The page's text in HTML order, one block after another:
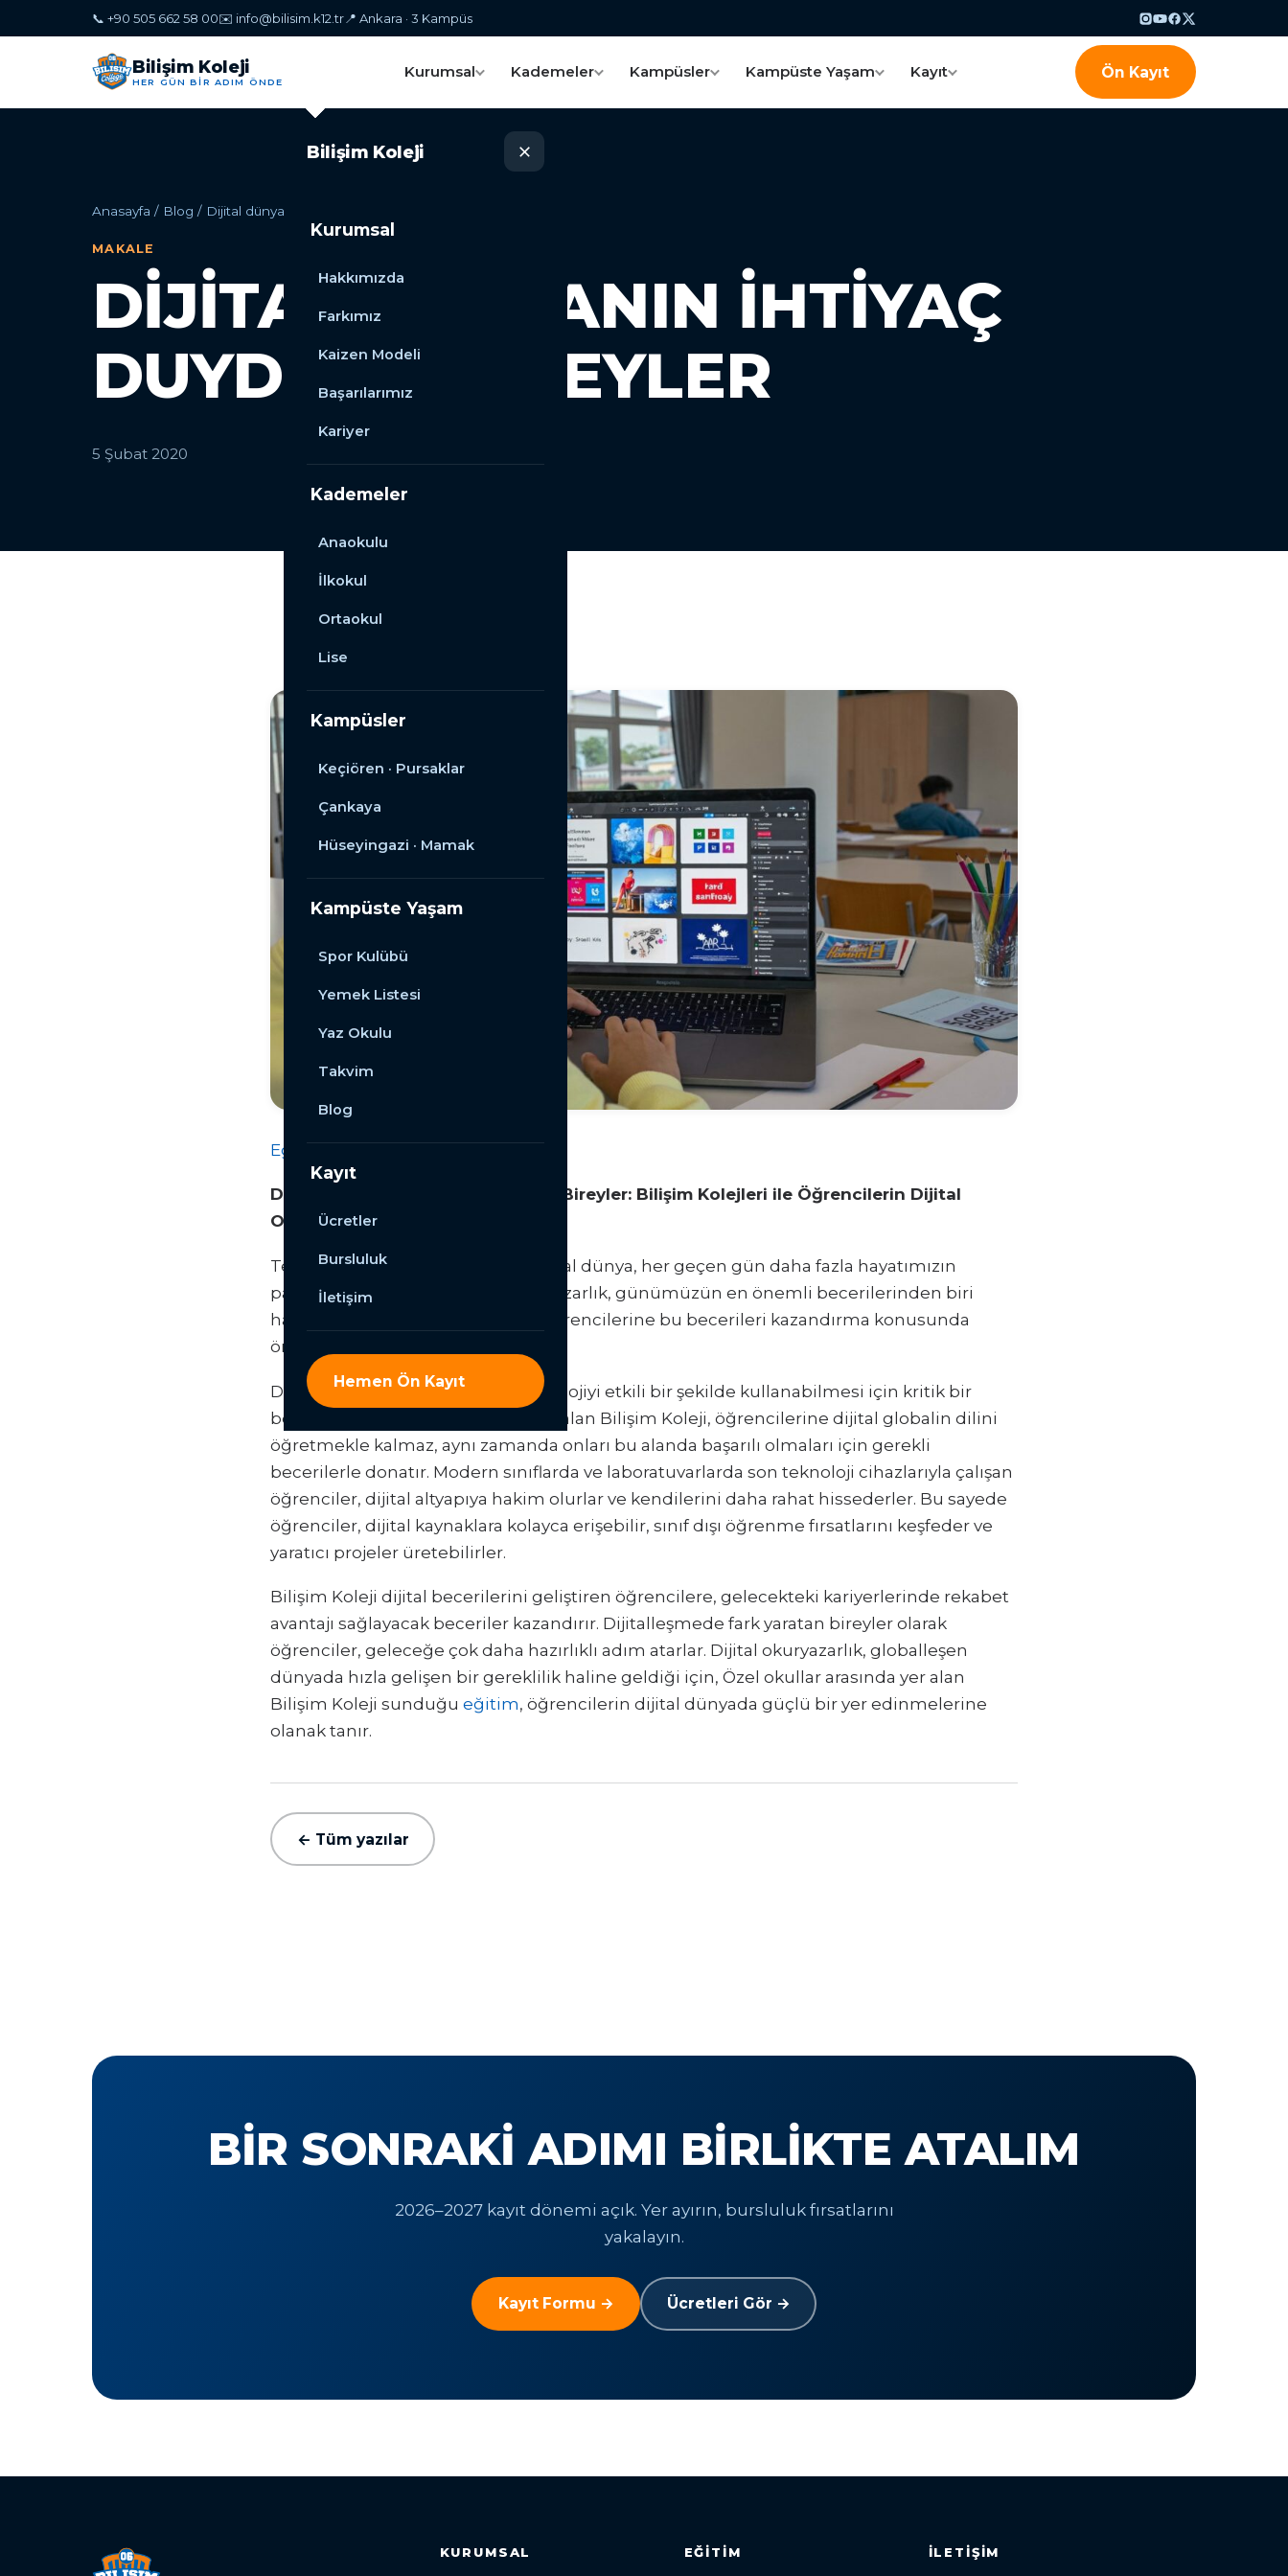
📞 +90 505 662 58 00✉️ info@bilisim.k12.tr📍 Ankara · 3 Kampüs
Bilişim Koleji
HER GÜN BİR ADIM ÖNDE
Kurumsal Kademeler Kampüsler Kampüste Yaşam Kayıt Ön Kayıt
Bilişim Koleji
Kurumsal
Hakkımızda
Farkımız
Kaizen Modeli
Başarılarımız
Kariyer
Kademeler
Anaokulu
İlkokul
Ortaokul
Lise
Kampüsler
Keçiören · Pursaklar
Çankaya
Hüseyingazi · Mamak
Kampüste Yaşam
Spor Kulübü
Yemek Listesi
Yaz Okulu
Takvim
Blog
Kayıt
Ücretler
Bursluluk
İletişim
Hemen Ön Kayıt
Anasayfa / Blog / Dijital dünyanın İhtiyaç duyduğu bireyler
MAKALE
DIJITAL DÜNYANIN İHTIYAÇ
DUYDUĞU BIREYLER
5 Şubat 2020
EğitimMakale
Dijital Dünyanın İhtiyaç Duyduğu Bireyler: Bilişim Kolejleri ile Öğrencilerin Dijital
Okuryazarlık Becerilerini Geliştirin
Teknolojinin hızla gelişmesiyle dijital dünya, her geçen gün daha fazla hayatımızın
parçası haline geliyor. Dijital okuryazarlık, günümüzün en önemli becerilerinden biri
haline gelirken, Bilişim Kolejleri, öğrencilerine bu becerileri kazandırma konusunda
önemli bir fırsat sunuyor.
Dijital okuryazarlık, bireylerin teknolojiyi etkili bir şekilde kullanabilmesi için kritik bir
beceridir. Özel okullar arasında yer alan Bilişim Koleji, öğrencilerine dijital globalin dilini
öğretmekle kalmaz, aynı zamanda onları bu alanda başarılı olmaları için gerekli
becerilerle donatır. Modern sınıflarda ve laboratuvarlarda son teknoloji cihazlarıyla çalışan
öğrenciler, dijital altyapıya hakim olurlar ve kendilerini daha rahat hissederler. Bu sayede
öğrenciler, dijital kaynaklara kolayca erişebilir, sınıf dışı öğrenme fırsatlarını keşfeder ve
yaratıcı projeler üretebilirler.
Bilişim Koleji dijital becerilerini geliştiren öğrencilere, gelecekteki kariyerlerinde rekabet
avantajı sağlayacak beceriler kazandırır. Dijitalleşmede fark yaratan bireyler olarak
öğrenciler, geleceğe çok daha hazırlıklı adım atarlar. Dijital okuryazarlık, globalleşen
dünyada hızla gelişen bir gereklilik haline geldiği için, Özel okullar arasında yer alan
Bilişim Koleji sunduğu eğitim, öğrencilerin dijital dünyada güçlü bir yer edinmelerine
olanak tanır.
← Tüm yazılar
BIR SONRAKI ADIMI BIRLIKTE ATALIM
2026–2027 kayıt dönemi açık. Yer ayırın, bursluluk fırsatlarını
yakalayın.
Kayıt Formu → Ücretleri Gör →
KURUMSAL EĞITIM İLETIŞIM